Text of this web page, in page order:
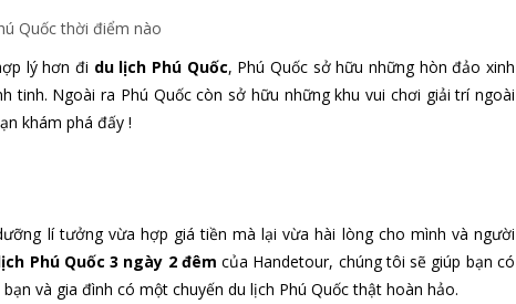
lý hơn đi du lịch Phú Quốc, Phú Quốc sở hữu những hòn đảo xinh
tinh. Ngoài ra Phú Quốc còn sở hữu những khu vui chơi giải trí ngoài
khám phá đấy !
lí tưởng vừa hợp giá tiền mà lại vừa hài lòng cho mình và người
Phú Quốc 3 ngày 2 đêm của Handetour, chúng tôi sẽ giúp bạn có
và gia đình có một chuyến du lịch Phú Quốc thật hoàn hảo.